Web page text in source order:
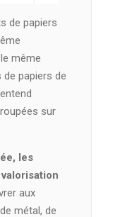
de papiers
même
papiers de
sur
les
aux
métal, de